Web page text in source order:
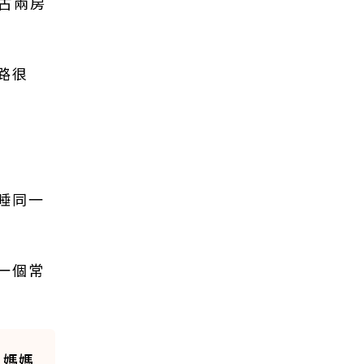
很
同一
個常